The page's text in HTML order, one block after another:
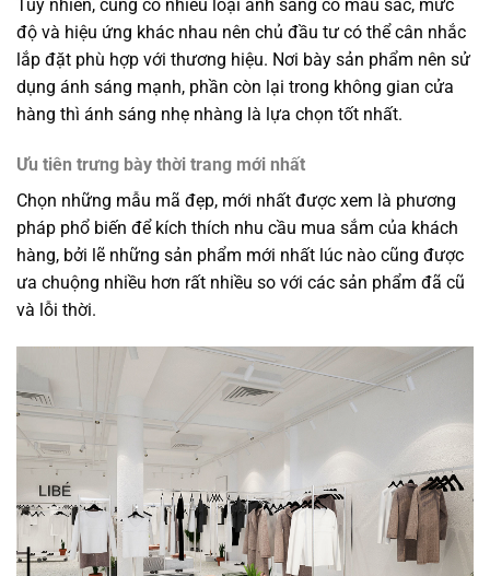
Tuy nhiên, cũng có nhiều loại ánh sáng có màu sắc, mức
độ và hiệu ứng khác nhau nên chủ đầu tư có thể cân nhắc
lắp đặt phù hợp với thương hiệu. Nơi bày sản phẩm nên sử
dụng ánh sáng mạnh, phần còn lại trong không gian cửa
hàng thì ánh sáng nhẹ nhàng là lựa chọn tốt nhất.
Ưu tiên trưng bày thời trang mới nhất
Chọn những mẫu mã đẹp, mới nhất được xem là phương
pháp phổ biến để kích thích nhu cầu mua sắm của khách
hàng, bởi lẽ những sản phẩm mới nhất lúc nào cũng được
ưa chuộng nhiều hơn rất nhiều so với các sản phẩm đã cũ
và lỗi thời.